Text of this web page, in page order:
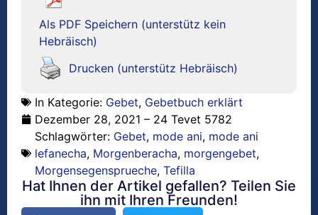
Als PDF Speichern (unterstütz kein
Hebräisch)
Drucken (unterstütz Hebräisch)
In Kategorie: Gebet, Gebetbuch erklärt
Dezember 28, 2021 – 24 Tevet 5782
Schlagwörter: Gebet, mode ani, mode ani
lefanecha, Morgenberacha, morgengebet,
Morgensegensprueche, Tefilla
Hat Ihnen der Artikel gefallen? Teilen Sie
ihn mit Ihren Freunden!